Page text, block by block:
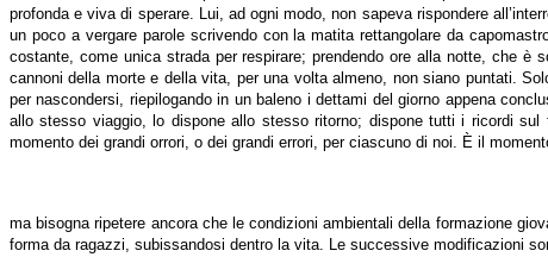
profonda e viva di sperare. Lui, ad ogni modo, non sapeva rispondere
un poco a vergare parole scrivendo con la matita rettangolare da
costante, come unica strada per respirare; prendendo ore alla notte, che
cannoni della morte e della vita, per una volta almeno, non siano puntati.
per nascondersi, riepilogando in un baleno i dettami del giorno appena
allo stesso viaggio, lo dispone allo stesso ritorno; dispone tutti i ricordi
momento dei grandi orrori, o dei grandi errori, per ciascuno di noi. È il
ma bisogna ripetere ancora che le condizioni ambientali della formazione
forma da ragazzi, subissandosi dentro la vita. Le successive modificazioni